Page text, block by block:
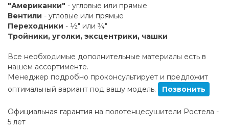
"Американки" - угловые или прямые
Вентили - угловые или прямые
Переходники - ½" или ¾"
Тройники, уголки, эксцентрики, чашки
Все необходимые дополнительные материалы есть в
нашем ассортименте.
Менеджер подробно проконсультирует и предложит
оптимальный вариант под вашу модель.
Позвонить
Официальная гарантия на полотенцесушители Ростела -
5 лет